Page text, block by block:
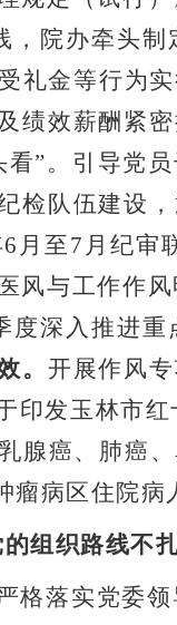
，院办牵头
礼金等行为
绩效薪酬紧
看”。引导党
检队伍建设
6 月至7 月纪审
风与工作作
度深入推进重
。 开展作风
印发玉林市
腺癌、肺癌
瘤病区住院病
组织路线不
严格落实党委